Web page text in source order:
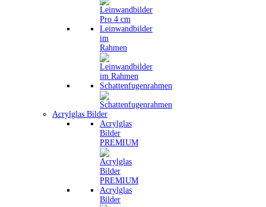
Leinwandbilder
im
Rahmen
Schattenfugenrahmen
Acrylglas Bilder
Acrylglas
Bilder
PREMIUM
Acrylglas
Bilder